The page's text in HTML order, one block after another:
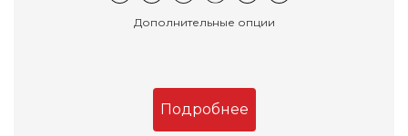
Дополнительные опции
Подробнее